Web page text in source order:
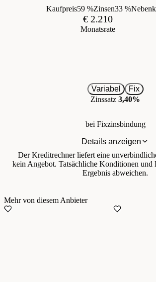
Kaufpreis59 %Zinsen33 %
€ 2.210
Monatsrate
Variabel
Fix
Zinssatz 3,40%
bei Fixzinsbindung
Details anzeigen
Der Kreditrechner liefert eine
kein Angebot. Tatsächliche Konditionen und
Ergebnis abweichen.
Mehr von diesem Anbieter